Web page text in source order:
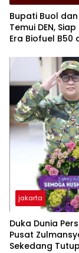
Bupati Buol dan
Temui DEN,
Era Biofuel B50
jakarta
Duka Dunia
Pusat
Sekedang